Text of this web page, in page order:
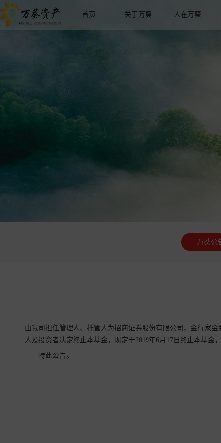
首页 关于万葵 人在万葵
万葵公
由我司担任管理人、托管人为招商证券股份有限公司， 金行家金
人及投资者决定终止本基金，现定于2019年6月17日终止本基金
特此公告。